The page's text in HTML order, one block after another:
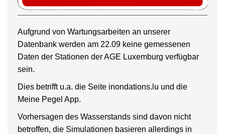
Aufgrund von Wartungsarbeiten an unserer
Datenbank werden am 22.09 keine gemessenen
Daten der Stationen der AGE Luxemburg verfügbar
sein.
Dies betrifft u.a. die Seite inondations.lu und die
Meine Pegel App.
Vorhersagen des Wasserstands sind davon nicht
betroffen, die Simulationen basieren allerdings in